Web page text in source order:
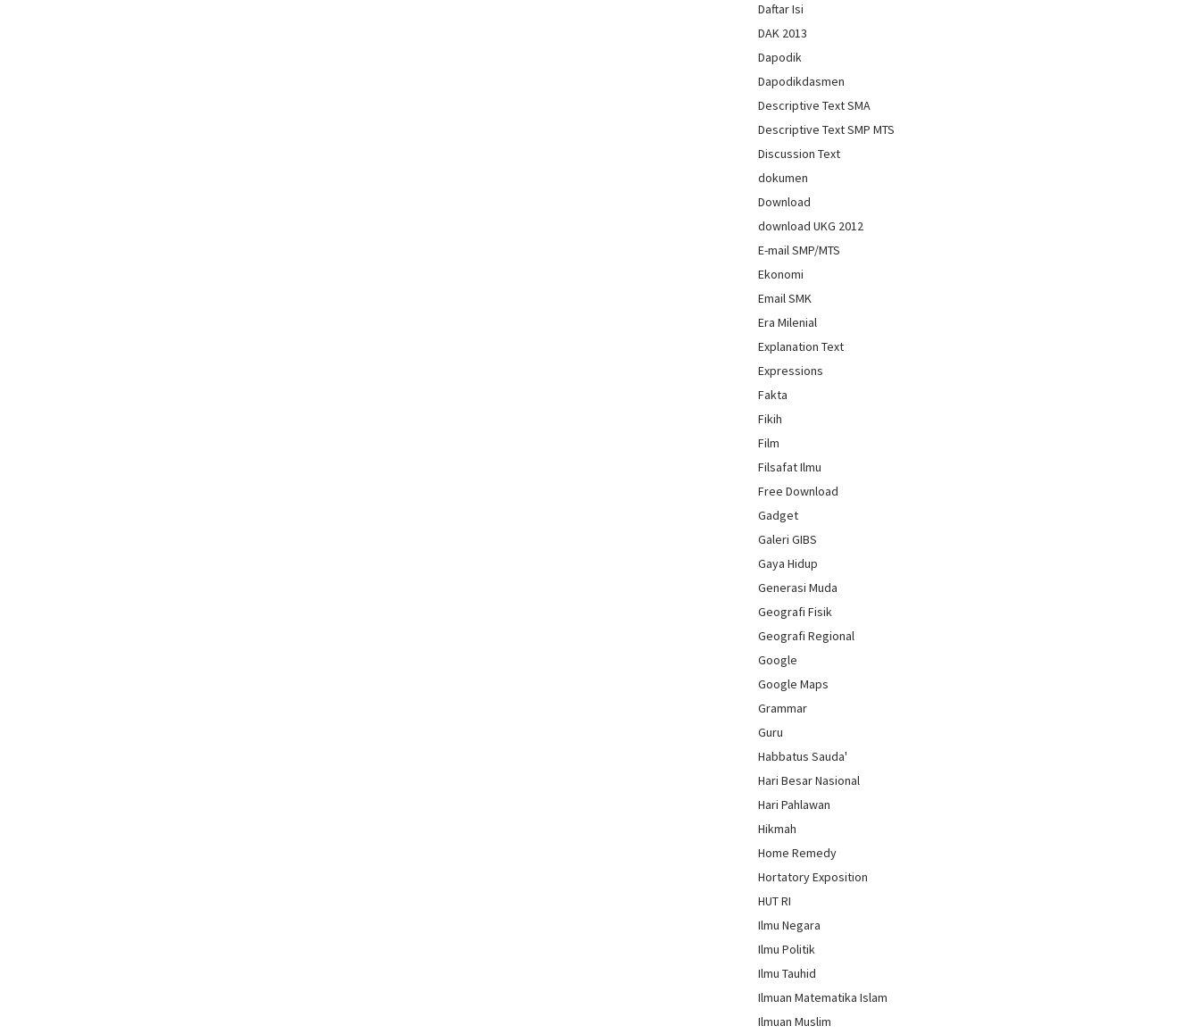
Daftar Isi
DAK 2013
Dapodik
Dapodikdasmen
Descriptive Text SMA
Descriptive Text SMP MTS
Discussion Text
dokumen
Download
download UKG 2012
E-mail SMP/MTS
Ekonomi
Email SMK
Era Milenial
Explanation Text
Expressions
Fakta
Fikih
Film
Filsafat Ilmu
Free Download
Gadget
Galeri GIBS
Gaya Hidup
Generasi Muda
Geografi Fisik
Geografi Regional
Google
Google Maps
Grammar
Guru
Habbatus Sauda'
Hari Besar Nasional
Hari Pahlawan
Hikmah
Home Remedy
Hortatory Exposition
HUT RI
Ilmu Negara
Ilmu Politik
Ilmu Tauhid
Ilmuan Matematika Islam
Ilmuan Muslim